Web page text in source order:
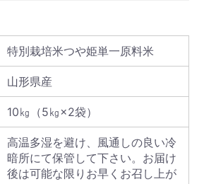
特別栽培米つや姫単一原料米
山形県産
10㎏（5㎏×2袋）
高温多湿を避け、風通しの良い冷
暗所にて保管して下さい。お届け
後は可能な限りお早くお召し上が